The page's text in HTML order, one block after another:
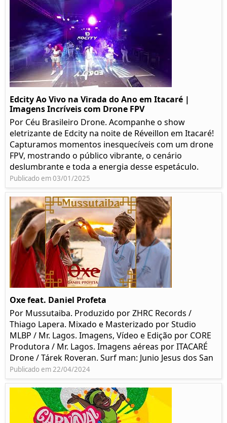
Edcity Ao Vivo na Virada do Ano em Itacaré |
Imagens Incríveis com Drone FPV
Por Céu Brasileiro Drone. Acompanhe o show
eletrizante de Edcity na noite de Réveillon em Itacaré!
Capturamos momentos inesquecíveis com um drone
FPV, mostrando o público vibrante, o cenário
deslumbrante e toda a energia desse espetáculo.
Publicado em 03/01/2025
Oxe feat. Daniel Profeta
Por Mussutaiba. Produzido por ZHRC Records /
Thiago Lapera. Mixado e Masterizado por Studio
MLBP / Mr. Lagos. Imagens, Vídeo e Edição por CORE
Produtora / Mr. Lagos. Imagens aéreas por ITACARÉ
Drone / Tárek Roveran. Surf man: Junio Jesus dos San
Publicado em 22/04/2024